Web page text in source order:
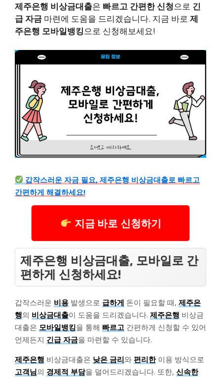
제주은행 비상금대출은 빠르고 간편한 신청으로 긴
급 자금 마련에 도움을 드리겠습니다. 지금 바로 제
주은행 모바일뱅킹으로 신청해보세요!
갑작스러운 자금 필요, 제주은행 비상금대출로 빠르고
간편하게 해결하세요!
지금 바로 신청하기
제주은행 비상금대출, 모바일로 간
편하게 신청하세요!
갑작스러운 비용 발생으로 급하게 돈이 필요할 때, 제주은
행의 비상금대출이 도움을 드리겠습니다. 제주은행 비상금
대출은 모바일뱅킹을 통해 빠르고 간편하게 신청할 수 있어
언제든지 긴급 자금을 마련할 수 있습니다.
제주은행 비상금대출은 낮은 금리와 편리한이용 방식으로
고객님의 경제적 부담을 덜어드리겠습니다. 또한, 신속한